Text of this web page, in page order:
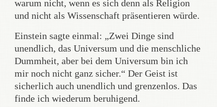
warum nicht, wenn es sich denn als Religion
und nicht als Wissenschaft präsentieren würde.
Einstein sagte einmal: „Zwei Dinge sind
unendlich, das Universum und die menschliche
Dummheit, aber bei dem Universum bin ich
mir noch nicht ganz sicher.“ Der Geist ist
sicherlich auch unendlich und grenzenlos. Das
finde ich wiederum beruhigend.